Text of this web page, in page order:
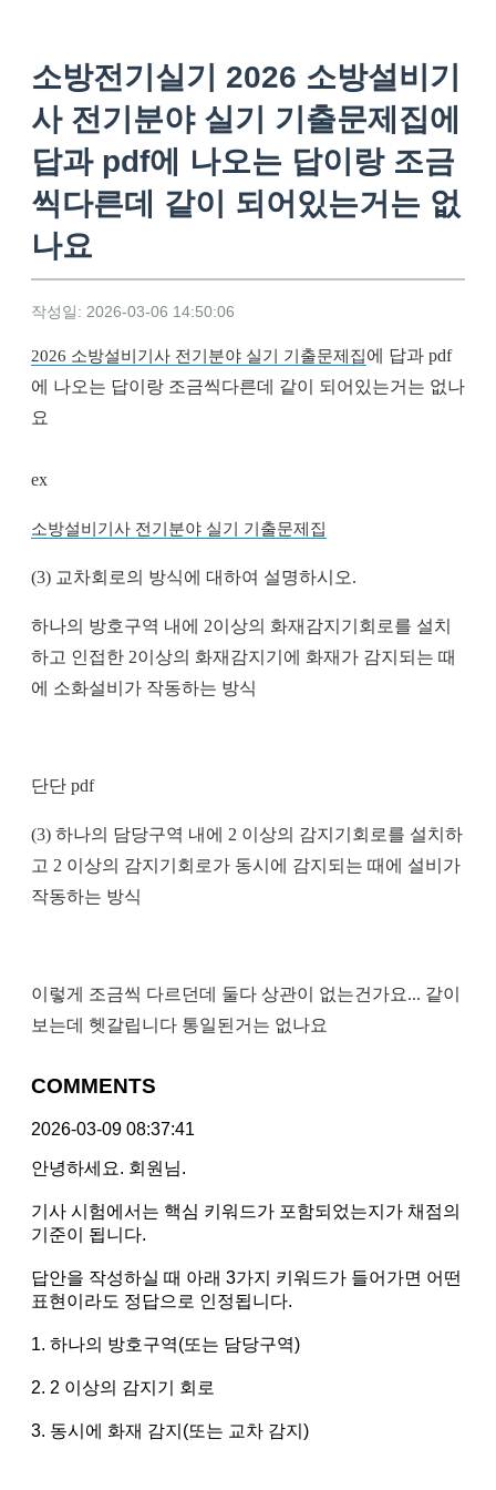
소방전기실기 2026 소방설비기
사 전기분야 실기 기출문제집에
답과 pdf에 나오는 답이랑 조금
씩다른데 같이 되어있는거는 없
나요
작성일: 2026-03-06 14:50:06
2026 소방설비기사 전기분야 실기 기출문제집에 답과 pdf
에 나오는 답이랑 조금씩다른데 같이 되어있는거는 없나
요
ex
소방설비기사 전기분야 실기 기출문제집
(3) 교차회로의 방식에 대하여 설명하시오.
하나의 방호구역 내에 2이상의 화재감지기회로를 설치
하고 인접한 2이상의 화재감지기에 화재가 감지되는 때
에 소화설비가 작동하는 방식
단단 pdf
(3) 하나의 담당구역 내에 2 이상의 감지기회로를 설치하
고 2 이상의 감지기회로가 동시에 감지되는 때에 설비가
작동하는 방식
이렇게 조금씩 다르던데 둘다 상관이 없는건가요... 같이
보는데 헷갈립니다 통일된거는 없나요
COMMENTS
2026-03-09 08:37:41
안녕하세요. 회원님.
기사 시험에서는 핵심 키워드가 포함되었는지가 채점의
기준이 됩니다.
답안을 작성하실 때 아래 3가지 키워드가 들어가면 어떤
표현이라도 정답으로 인정됩니다.
1. 하나의 방호구역(또는 담당구역)
2. 2 이상의 감지기 회로
3. 동시에 화재 감지(또는 교차 감지)